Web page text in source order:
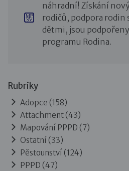
náhradní! Získání
rodičů, podpora rodin
dětmi, jsou
programu Rodina.
Rubriky
Adopce (158)
Attachment (43)
Mapování PPPD (7)
Ostatní (33)
Pěstounství (124)
PPPD (47)